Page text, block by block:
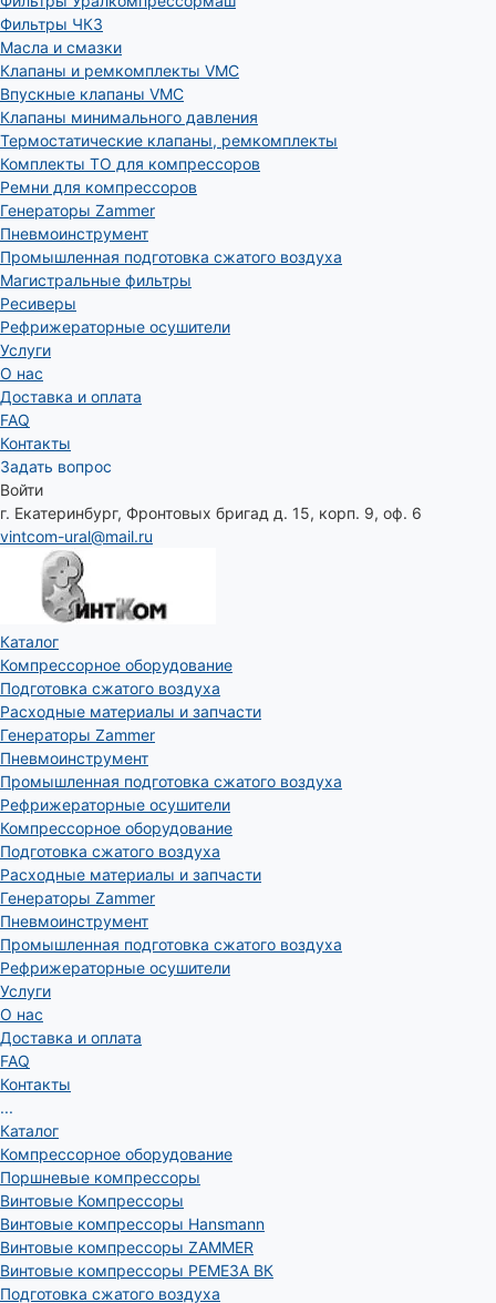
Фильтры ЧКЗ
Масла и смазки
Клапаны и ремкомплекты VMC
Впускные клапаны VMC
Клапаны минимального давления
Термостатические клапаны, ремкомплекты
Комплекты ТО для компрессоров
Ремни для компрессоров
Генераторы Zammer
Пневмоинструмент
Промышленная подготовка сжатого воздуха
Магистральные фильтры
Ресиверы
Рефрижераторные осушители
Услуги
О нас
Доставка и оплата
FAQ
Контакты
Задать вопрос
Войти
г. Екатеринбург, Фронтовых бригад д. 15, корп. 9, оф. 6
vintcom-ural@mail.ru
Каталог
Компрессорное оборудование
Подготовка сжатого воздуха
Расходные материалы и запчасти
Генераторы Zammer
Пневмоинструмент
Промышленная подготовка сжатого воздуха
Рефрижераторные осушители
Компрессорное оборудование
Подготовка сжатого воздуха
Расходные материалы и запчасти
Генераторы Zammer
Пневмоинструмент
Промышленная подготовка сжатого воздуха
Рефрижераторные осушители
Услуги
О нас
Доставка и оплата
FAQ
Контакты
...
Каталог
Компрессорное оборудование
Поршневые компрессоры
Винтовые Компрессоры
Винтовые компрессоры Hansmann
Винтовые компрессоры ZAMMER
Винтовые компрессоры РЕМЕЗА ВК
Подготовка сжатого воздуха